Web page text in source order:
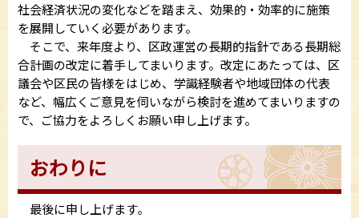
社会経済状況の変化などを踏まえ、効果的・効率的に施策
を展開していく必要があります。
そこで、来年度より、区政運営の長期的指針である長期総
合計画の改定に着手してまいります。改定にあたっては、区
議会や区民の皆様をはじめ、学識経験者や地域団体の代表
など、幅広くご意見を伺いながら検討を進めてまいりますの
で、ご協力をよろしくお願い申し上げます。
おわりに
最後に申し上げます。